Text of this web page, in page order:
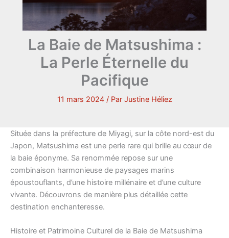
La Baie de Matsushima :
La Perle Éternelle du
Pacifique
11 mars 2024 / Par Justine Héliez
Située dans la préfecture de Miyagi, sur la côte nord-est du
Japon, Matsushima est une perle rare qui brille au cœur de
la baie éponyme. Sa renommée repose sur une
combinaison harmonieuse de paysages marins
époustouflants, d’une histoire millénaire et d’une culture
vivante. Découvrons de manière plus détaillée cette
destination enchanteresse.
Histoire et Patrimoine Culturel de la Baie de Matsushima